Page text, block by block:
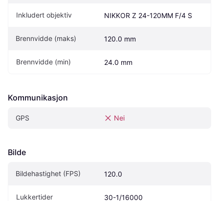
Inkludert objektiv NIKKOR Z 24-120MM F/4 S
Brennvidde (maks) 120.0 mm
Brennvidde (min) 24.0 mm
Kommunikasjon
GPS Nei
Bilde
Bildehastighet (FPS) 120.0
Lukkertider 30-1/16000